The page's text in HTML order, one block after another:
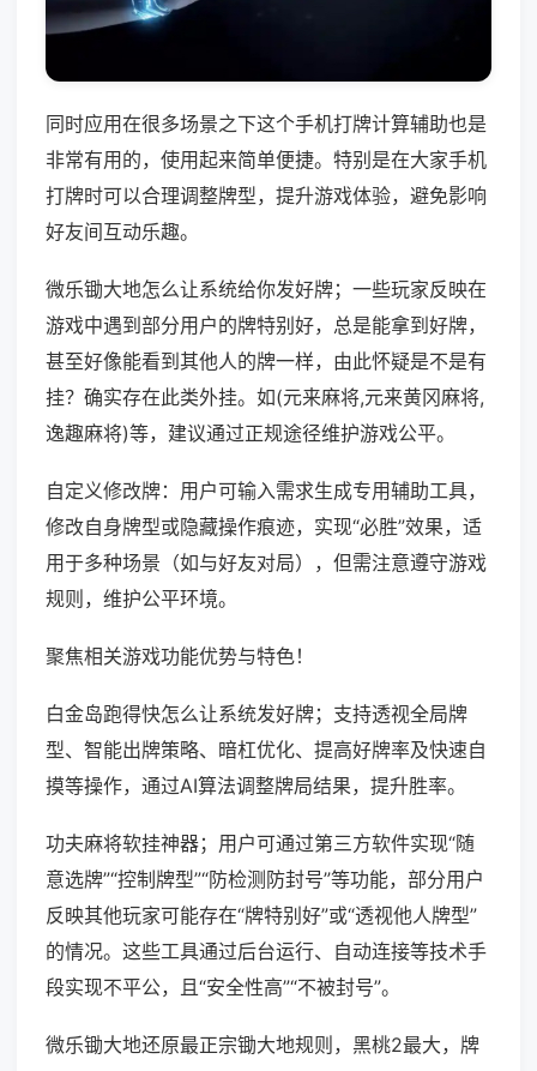
同时应用在很多场景之下这个手机打牌计算辅助也是
非常有用的，使用起来简单便捷。特别是在大家手机
打牌时可以合理调整牌型，提升游戏体验，避免影响
好友间互动乐趣。
微乐锄大地怎么让系统给你发好牌；一些玩家反映在
游戏中遇到部分用户的牌特别好，总是能拿到好牌，
甚至好像能看到其他人的牌一样，由此怀疑是不是有
挂？确实存在此类外挂。如(元来麻将,元来黄冈麻将,
逸趣麻将)等，建议通过正规途径维护游戏公平。
自定义修改牌：用户可输入需求生成专用辅助工具，
修改自身牌型或隐藏操作痕迹，实现“必胜”效果，适
用于多种场景（如与好友对局），但需注意遵守游戏
规则，维护公平环境。
聚焦相关游戏功能优势与特色！
白金岛跑得快怎么让系统发好牌；支持透视全局牌
型、智能出牌策略、暗杠优化、提高好牌率及快速自
摸等操作，通过AI算法调整牌局结果，提升胜率。
功夫麻将软挂神器；用户可通过第三方软件实现“随
意选牌”“控制牌型”“防检测防封号”等功能，部分用户
反映其他玩家可能存在“牌特别好”或“透视他人牌型”
的情况。这些工具通过后台运行、自动连接等技术手
段实现不平公，且“安全性高”“不被封号”。
微乐锄大地还原最正宗锄大地规则，黑桃2最大，牌